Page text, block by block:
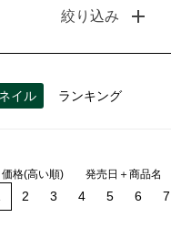
絞り込み
イル ランキング
価格(高い順) 発売日＋商品名
2 3 4 5 6 7